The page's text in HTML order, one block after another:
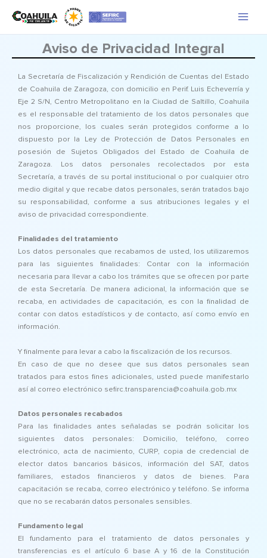
Aviso de Privacidad Integral
La Secretaría de Fiscalización y Rendición de Cuentas del Estado
de Coahuila de Zaragoza, con domicilio en Perif. Luis Echeverría y
Eje 2 S/N, Centro Metropolitano en la Ciudad de Saltillo, Coahuila
es el responsable del tratamiento de los datos personales que
nos proporcione, los cuales serán protegidos conforme a lo
dispuesto por la Ley de Protección de Datos Personales en
posesión de Sujetos Obligados del Estado de Coahuila de
Zaragoza. Los datos personales recolectados por esta
Secretaría, a través de su portal institucional o por cualquier otro
medio digital y que recabe datos personales, serán tratados bajo
su responsabilidad, conforme a sus atribuciones legales y el
aviso de privacidad correspondiente.
Finalidades del tratamiento
Los datos personales que recabamos de usted, los utilizaremos
para las siguientes finalidades: Contar con la información
necesaria para llevar a cabo los trámites que se ofrecen por parte
de esta Secretaría. De manera adicional, la información que se
recaba, en actividades de capacitación, es con la finalidad de
contar con datos estadísticos y de contacto, así como envío en
información.
Y finalmente para levar a cabo la fiscalización de los recursos.
En caso de que no desee que sus datos personales sean
tratados para estos fines adicionales, usted puede manifestarlo
así al correo electrónico sefirc.transparencia@coahuila.gob.mx
Datos personales recabados
Para las finalidades antes señaladas se podrán solicitar los
siguientes datos personales: Domicilio, teléfono, correo
electrónico, acta de nacimiento, CURP, copia de credencial de
elector datos bancarios básicos, información del SAT, datos
familiares, estados financieros y datos de bienes. Para
capacitación se recaba, correo electrónico y teléfono. Se informa
que no se recabarán datos personales sensibles.
Fundamento legal
El fundamento para el tratamiento de datos personales y
transferencias es el artículo 6 base A y 16 de la Constitución